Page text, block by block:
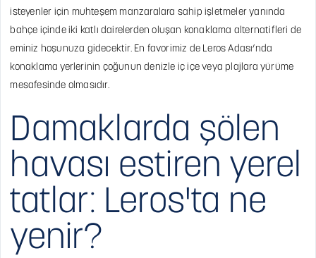
isteyenler için muhteşem manzaralara sahip işletmeler yanında
bahçe içinde iki katlı dairelerden oluşan konaklama alternatifleri de
eminiz hoşunuza gidecektir. En favorimiz de Leros Adası’nda
konaklama yerlerinin çoğunun denizle iç içe veya plajlara yürüme
mesafesinde olmasıdır.
Damaklarda şölen
havası estiren yerel
tatlar: Leros'ta ne
yenir?